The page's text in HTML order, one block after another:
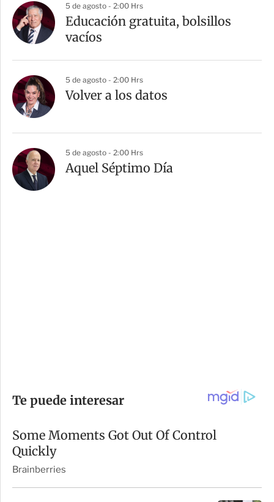
5 de agosto - 2:00 Hrs
Educación gratuita, bolsillos
vacíos
5 de agosto - 2:00 Hrs
Volver a los datos
5 de agosto - 2:00 Hrs
Aquel Séptimo Día